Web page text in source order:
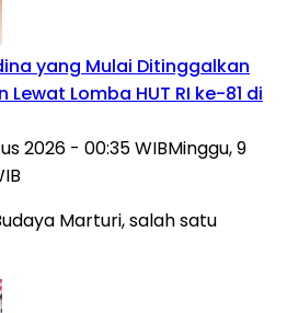
yang Mulai Ditinggalkan
Lomba HUT RI ke-81 di
2026 - 00:35 WIBMinggu, 9
Marturi, salah satu